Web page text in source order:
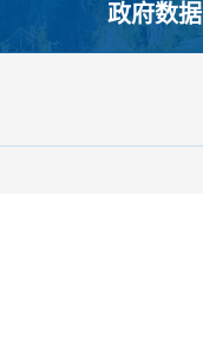
政府数据